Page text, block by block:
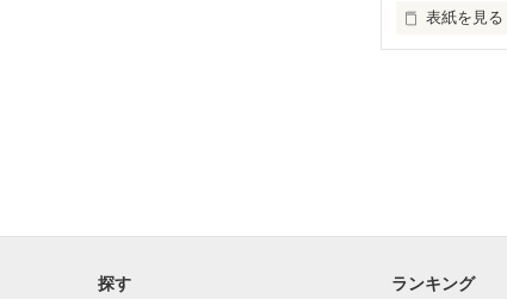
表紙を見る
探す ランキング